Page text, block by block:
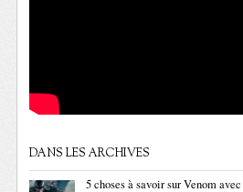
DANS LES ARCHIVES
5 choses à savoir sur Venom